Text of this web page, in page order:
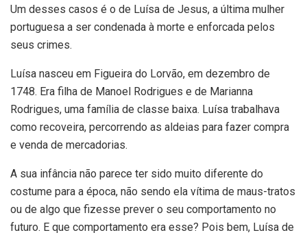
Um desses casos é o de Luísa de Jesus, a última mulher
portuguesa a ser condenada à morte e enforcada pelos
seus crimes.
Luísa nasceu em Figueira do Lorvão, em dezembro de
1748. Era filha de Manoel Rodrigues e de Marianna
Rodrigues, uma família de classe baixa. Luísa trabalhava
como recoveira, percorrendo as aldeias para fazer compra
e venda de mercadorias.
A sua infância não parece ter sido muito diferente do
costume para a época, não sendo ela vítima de maus-tratos
ou de algo que fizesse prever o seu comportamento no
futuro. E que comportamento era esse? Pois bem, Luísa de